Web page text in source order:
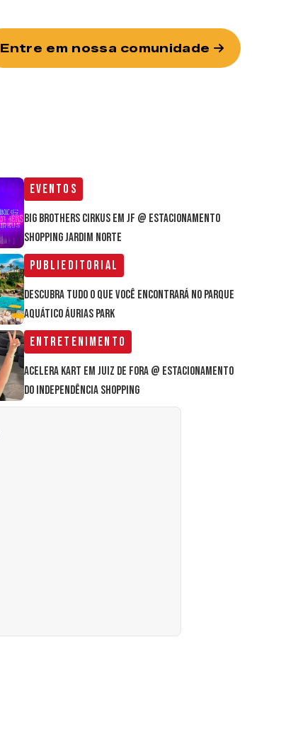
Entre em nossa comunidade
Eventos
Big Brothers Cirkus em JF @ estacionamento
Shopping Jardim Norte
Publieditorial
Descubra tudo o que você encontrará no parque
aquático Áurias Park
Entretenimento
Acelera Kart em Juiz de Fora @ estacionamento
do Independência Shopping